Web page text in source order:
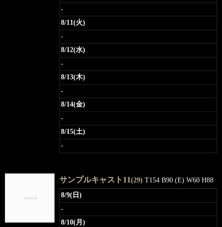
-
8/11(火)
-
8/12(水)
-
8/13(木)
-
8/14(金)
-
8/15(土)
-
サンプルキャスト11(29) T154 B90 (E) W60 H88
8/9(日)
-
8/10(月)